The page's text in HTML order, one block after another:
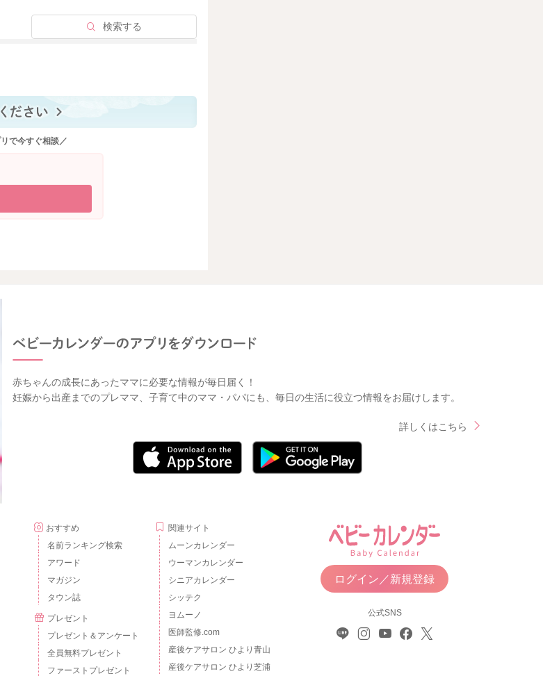
検索する
で今すぐ相談／
赤ちゃんの成長にあったママに必要な情報が毎日届く！
妊娠から出産までのプレママ、子育て中のママ・パパにも、毎日の生活に役立つ情報をお届けします。
詳しくはこちら
おすすめ
名前ランキング検索
アワード
マガジン
タウン誌
プレゼント
プレゼント＆アンケート
全員無料プレゼント
ファーストプレゼント
関連サイト
ムーンカレンダー
ウーマンカレンダー
シニアカレンダー
シッテク
ヨムーノ
医師監修.com
産後ケアサロン ひより青山
産後ケアサロン ひより芝浦
ログイン／新規登録
公式SNS